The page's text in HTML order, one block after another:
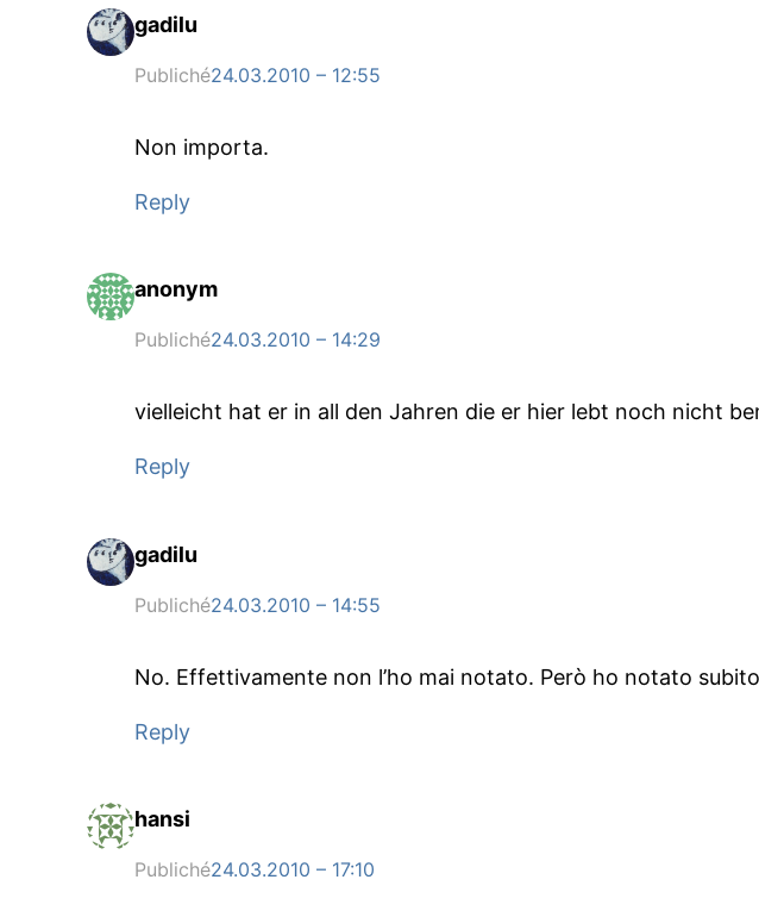
gadilu
Publiché24.03.2010 – 12:55
Non importa.
Reply
anonym
Publiché24.03.2010 – 14:29
vielleicht hat er in all den Jahren die er hier lebt noch nicht
Reply
gadilu
Publiché24.03.2010 – 14:55
No. Effettivamente non l’ho mai notato. Però ho notato
Reply
hansi
Publiché24.03.2010 – 17:10